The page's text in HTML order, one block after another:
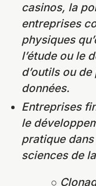
casinos, la
entreprises
physiques
l’étude ou le
d’outils ou
données.
Entreprises
le
pratique
sciences de
○